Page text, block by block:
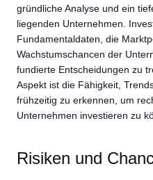
gründliche Analyse und ein
liegenden Unternehmen.
Fundamentaldaten, die
Wachstumschancen der
fundierte Entscheidungen zu
Aspekt ist die Fähigkeit,
frühzeitig zu erkennen, um
Unternehmen investieren zu
Risiken und